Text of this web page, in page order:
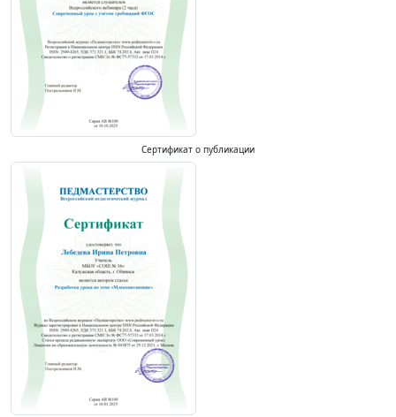
Сертификат о публикации